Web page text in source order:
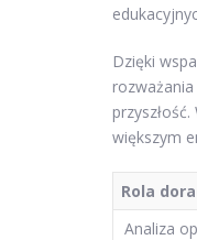
Dzięki
większym
Rola
Analiza